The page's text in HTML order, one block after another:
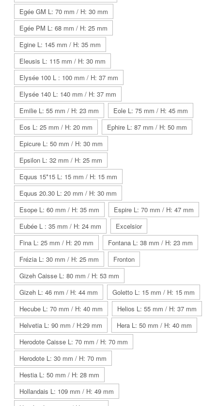
Egée GM L: 70 mm / H: 30 mm
Egée PM L: 68 mm / H: 25 mm
Egine L: 145 mm / H: 35 mm
Eleusis L: 115 mm / H: 30 mm
Elysée 100 L : 100 mm / H: 37 mm
Elysée 140 L: 140 mm / H: 37 mm
Emilie L: 55 mm / H: 23 mm
Eole L: 75 mm / H: 45 mm
Eos L: 25 mm / H: 20 mm
Ephire L: 87 mm / H: 50 mm
Epicure L: 50 mm / H: 30 mm
Epsilon L: 32 mm / H: 25 mm
Equus 15*15 L: 15 mm / H: 15 mm
Equus 20.30 L: 20 mm / H: 30 mm
Esope L: 60 mm / H: 35 mm
Espire L: 70 mm / H: 47 mm
Eubée L : 35 mm / H: 24 mm
Excelsior
Fina L: 25 mm / H: 20 mm
Fontana L: 38 mm / H: 23 mm
Frézia L: 30 mm / H: 25 mm
Fronton
Gizeh Caisse L: 80 mm / H: 53 mm
Gizeh L: 46 mm / H: 44 mm
Goletto L: 15 mm / H: 15 mm
Hecube L: 70 mm / H: 40 mm
Helios L: 55 mm / H: 37 mm
Helvetia L: 90 mm / H:29 mm
Hera L: 50 mm / H: 40 mm
Herodote Caisse L: 70 mm / H: 70 mm
Herodote L: 30 mm / H: 70 mm
Hestia L: 50 mm / H: 28 mm
Hollandais L: 109 mm / H: 49 mm